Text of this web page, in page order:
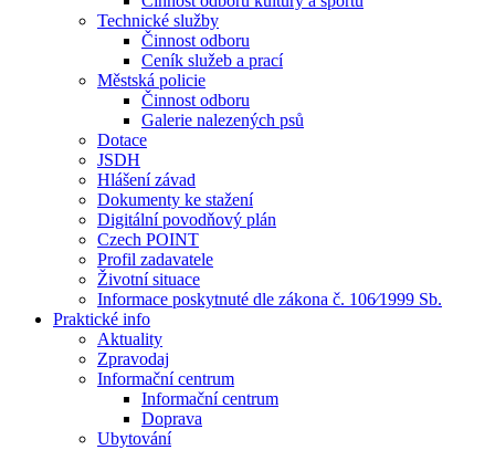
Technické služby
Činnost odboru
Ceník služeb a prací
Městská policie
Činnost odboru
Galerie nalezených psů
Dotace
JSDH
Hlášení závad
Dokumenty ke stažení
Digitální povodňový plán
Czech POINT
Profil zadavatele
Životní situace
Informace poskytnuté dle zákona č. 106⁄1999 Sb.
Praktické info
Aktuality
Zpravodaj
Informační centrum
Informační centrum
Doprava
Ubytování